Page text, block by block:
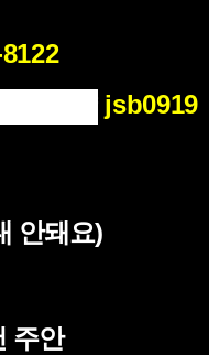
jsb0919
안돼요)
주안